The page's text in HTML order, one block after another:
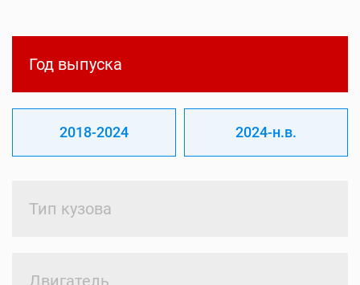
Год выпуска
2018-2024 2024-н.в.
Тип кузова
Двигатель